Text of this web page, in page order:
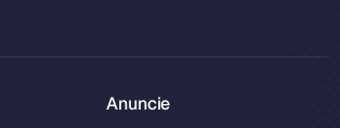
Anuncie